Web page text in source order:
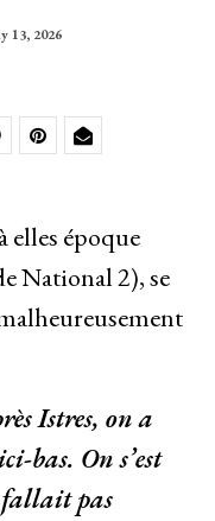
13, 2026
elles époque
National 2), se
Istres, on a
bas. On s’est
pas